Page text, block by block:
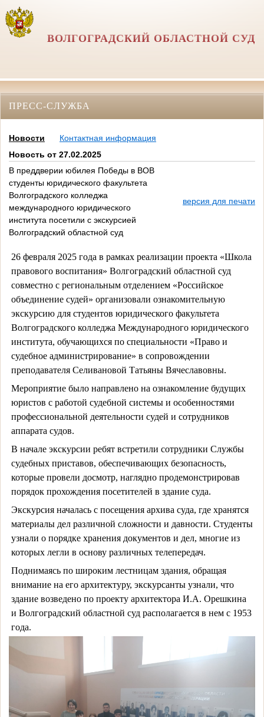
ВОЛГОГРАДСКИЙ ОБЛАСТНОЙ СУД
ПРЕСС-СЛУЖБА
Новости
Контактная информация
Новость от 27.02.2025
В преддверии юбилея Победы в ВОВ
студенты юридического факультета
Волгоградского колледжа
международного юридического
института посетили с экскурсией
Волгоградский областной суд
версия для печати
26 февраля 2025 года в рамках реализации проекта «Школа
правового воспитания» Волгоградский областной суд
совместно с региональным отделением «Российское
объединение судей» организовали ознакомительную
экскурсию для студентов юридического факультета
Волгоградского колледжа Международного юридического
института, обучающихся по специальности «Право и
судебное администрирование» в сопровождении
преподавателя Селивановой Татьяны Вячеславовны.
Мероприятие было направлено на ознакомление будущих
юристов с работой судебной системы и особенностями
профессиональной деятельности судей и сотрудников
аппарата судов.
В начале экскурсии ребят встретили сотрудники Службы
судебных приставов, обеспечивающих безопасность,
которые провели досмотр, наглядно продемонстрировав
порядок прохождения посетителей в здание суда.
Экскурсия началась с посещения архива суда, где хранятся
материалы дел различной сложности и давности. Студенты
узнали о порядке хранения документов и дел, многие из
которых легли в основу различных телепередач.
Поднимаясь по широким лестницам здания, обращая
внимание на его архитектуру, экскурсанты узнали, что
здание возведено по проекту архитектора И.А. Орешкина
и Волгоградский областной суд располагается в нем с 1953
года.